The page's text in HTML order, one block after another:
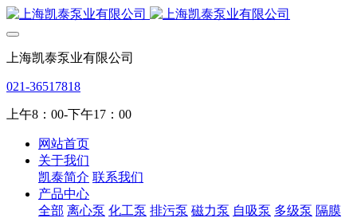
上海凯泰泵业有限公司
021-36517818
上午8：00-下午17：00
网站首页
关于我们
凯泰简介 联系我们
产品中心
全部 离心泵 化工泵 排污泵 磁力泵 自吸泵 多级泵 隔膜